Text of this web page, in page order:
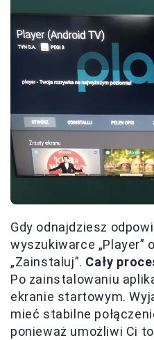
Gdy odnajdziesz
wyszukiwarce „Player”
„Zainstaluj”. Cały
Po zainstalowaniu
ekranie startowym.
mieć stabilne
ponieważ umożliwi Ci